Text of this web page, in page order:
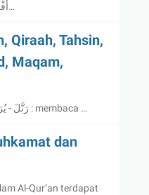
أَفْضَلُ الذِّكْرِ فَاعْلَمْ أَنَّهُ لَا إِلَهَ إِلَّا اللّ…
Qiraah, Tahsin,
Maqam,
Tartil, Murrattil, Murrattal رَتَّلَ - يُرَتِّلُ : membaca …
dan
Al-Qur’an terdapat